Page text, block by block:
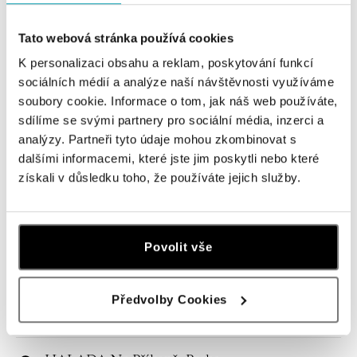
Tato webová stránka používá cookies
K personalizaci obsahu a reklam, poskytování funkcí
sociálních médií a analýze naší návštěvnosti využíváme
soubory cookie. Informace o tom, jak náš web používáte,
sdílíme se svými partnery pro sociální média, inzerci a
analýzy. Partneři tyto údaje mohou zkombinovat s
dalšími informacemi, které jste jim poskytli nebo které
získali v důsledku toho, že používáte jejich služby.
Povolit vše
Předvolby Cookies
Všechny Česko Slovensko
tel.: +420724986111